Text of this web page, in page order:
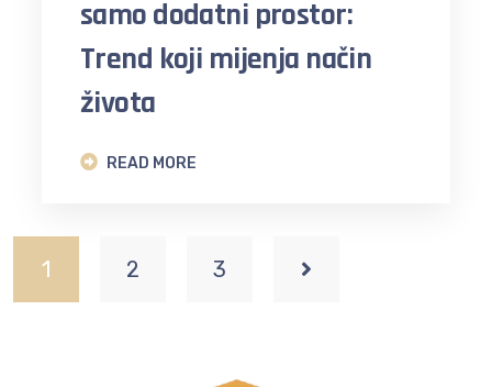
samo dodatni prostor:
Trend koji mijenja način
života
READ MORE
1 2 3